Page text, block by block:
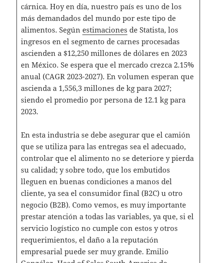
cárnica. Hoy en día, nuestro país es uno de los
más demandados del mundo por este tipo de
alimentos. Según estimaciones de Statista, los
ingresos en el segmento de carnes procesadas
ascienden a $12,250 millones de dólares en 2023
en México. Se espera que el mercado crezca 2.15%
anual (CAGR 2023-2027). En volumen esperan que
ascienda a 1,556,3 millones de kg para 2027;
siendo el promedio por persona de 12.1 kg para
2023.
En esta industria se debe asegurar que el camión
que se utiliza para las entregas sea el adecuado,
controlar que el alimento no se deteriore y pierda
su calidad; y sobre todo, que los embutidos
lleguen en buenas condiciones a manos del
cliente, ya sea el consumidor final (B2C) u otro
negocio (B2B). Como vemos, es muy importante
prestar atención a todas las variables, ya que, si el
servicio logístico no cumple con estos y otros
requerimientos, el daño a la reputación
empresarial puede ser muy grande. Emilio